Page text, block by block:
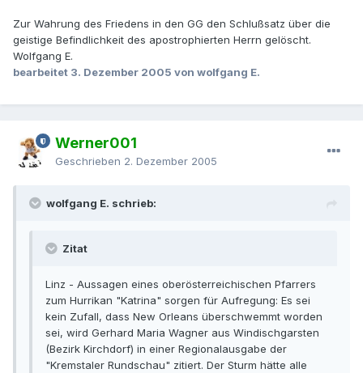
Zur Wahrung des Friedens in den GG den Schlußsatz über die
geistige Befindlichkeit des apostrophierten Herrn gelöscht.
Wolfgang E.
bearbeitet 3. Dezember 2005 von wolfgang E.
Werner001
Geschrieben 2. Dezember 2005
wolfgang E. schrieb:
Zitat
Linz - Aussagen eines oberösterreichischen Pfarrers
zum Hurrikan "Katrina" sorgen für Aufregung: Es sei
kein Zufall, dass New Orleans überschwemmt worden
sei, wird Gerhard Maria Wagner aus Windischgarsten
(Bezirk Kirchdorf) in einer Regionalausgabe der
"Kremstaler Rundschau" zitiert. Der Sturm hätte alle